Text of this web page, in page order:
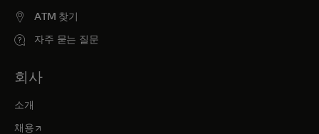
ATM 찾기
자주 묻는 질문
회사
소개
채용새 탭에서 열림